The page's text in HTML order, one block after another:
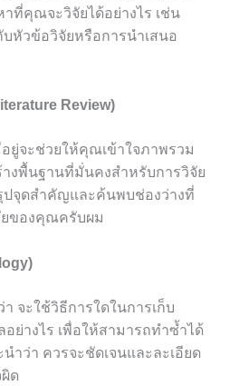
ที่คุณจะวิจัยได้อย่างไร เช่น
บหัวข้อวิจัยหรือการนำเสนอ
Review)
ยู่จะช่วยให้คุณเข้าใจภาพรวม
งพื้นฐานที่มั่นคงสำหรับการวิจัย
จุดสำคัญและค้นพบช่องว่างที่
ยของคุณครับผม
จะใช้วิธีการใดในการเก็บ
ย่างไร เพื่อให้สามารถทำซ้ำได้
ำว่า ควรจะชัดเจนและละเอียด
ด